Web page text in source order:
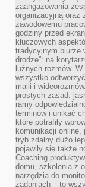
zaangażowania
organizacyjną oraz
zawodowemu
godziny przed
kluczowych
tradycyjnym biurze
drodze”: na
luźnych rozmów.
wszystko
maili i
prostych zasad:
ramy
terminów i unikać
które potrafiły
komunikacji online,
tryb zdalny dużo
pojawiły się także
Coaching
domu, szkolenia z
narzędzia do
zadaniach – to